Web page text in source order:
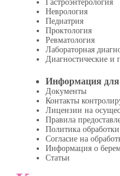
Гастроэнтерология
Неврология
Педиатрия
Проктология
Ревматология
Лабораторная
Диагностические и
Информация для
Документы
Контакты
Лицензии на
Правила
Политика
Согласие на
Информация о
Статьи